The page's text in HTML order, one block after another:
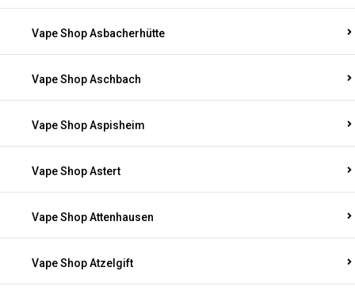
Vape Shop Asbacherhütte
Vape Shop Aschbach
Vape Shop Aspisheim
Vape Shop Astert
Vape Shop Attenhausen
Vape Shop Atzelgift